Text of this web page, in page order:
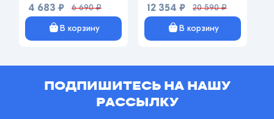
4 683 ₽ 6 690 ₽
В корзину
alt
12 354 ₽ 20 590 ₽
В корзину
ПОДПИШИТЕСЬ НА НАШУ
РАССЫЛКУ